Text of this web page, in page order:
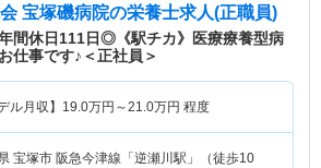
宝塚磯病院の栄養士求人(正職員)
年間休日111日◎《駅チカ》医療療養型病
仕事です♪＜正社員＞
ル月収】 19.0万円～21.0万円 程度
宝塚市 阪急今津線「逆瀬川駅」（徒歩10